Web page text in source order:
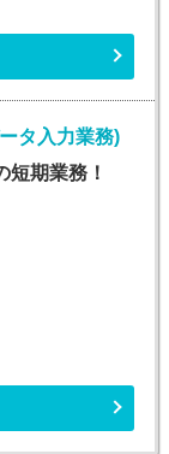
タ入力業務)
短期業務！